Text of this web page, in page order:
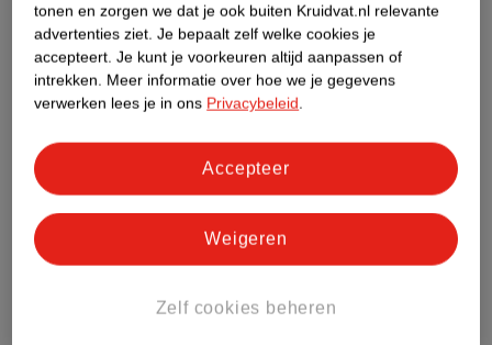
Nature Impact Score
Dit product heeft (nog) geen Nature
Impact Score.
Meer informatie
Bestel & Bezorginformatie
Bekijk ook
Alle Kinderwagens
tonen en zorgen we dat je ook buiten Kruidvat.nl relevante
advertenties ziet. Je bepaalt zelf welke cookies je
accepteert. Je kunt je voorkeuren altijd aanpassen of
intrekken. Meer informatie over hoe we je gegevens
verwerken lees je in ons Privacybeleid.
Zelf cookies beheren
Weigeren
Accepteer